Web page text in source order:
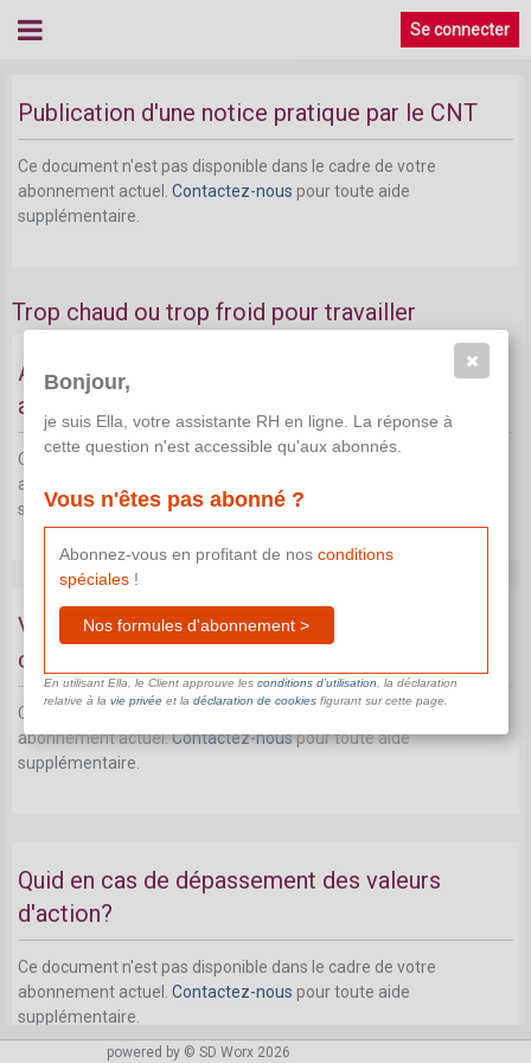
Se connecter
Publication d'une notice pratique par le CNT
Ce document n'est pas disponible dans le cadre de votre
abonnement actuel. Contactez-nous pour toute aide
supplémentaire.
Trop chaud ou trop froid pour travailler
Analyse des risques et mesures de prévention
adéquates
Ce document n'est pas disponible dans le cadre de votre
abonnement actuel.
supplémentaire.
Valeurs d’action d'exposition au froid ou à la
chaleur
Ce document n'est pas disponible dans le cadre de votre
abonnement actuel.Contactez-nouspour toute aide
supplémentaire.
Quid en cas de dépassement des valeurs
d'action?
Ce document n'est pas disponible dans le cadre de votre
abonnement actuel. Contactez-nous pour toute aide
supplémentaire.
powered by © SD Worx 2026
Bonjour,
je suis Ella, votre assistante RH en ligne. La réponse à
cette question n'est accessible qu'aux abonnés.
Vous n'êtes pas abonné ?
Abonnez-vous en profitant de nos conditions
spéciales!
Nos formules d'abonnement >
En utilisant Ella, le Client approuve les conditions d’utilisation , la déclaration
relative à la vie privéeet la déclaration de cookiesfigurant sur cette page.